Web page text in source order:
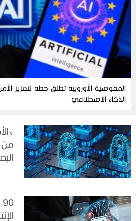
المفوضية الأوروبية تطلق خطة لتعزيز
الذكاء الاصطناعي
من